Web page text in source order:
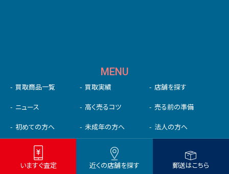
いますぐ査定 近くの店舗を探す 郵送はこちら
MENU
買取商品一覧 買取実績 店舗を探す
ニュース 高く売るコツ 売る前の準備
初めての⽅へ 未成年の⽅へ 法人の方へ
お客様の声 よくある質問